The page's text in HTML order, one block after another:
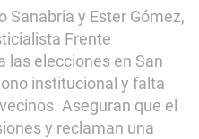
Sanabria y Ester Gómez,
Frente
las elecciones en San
institucional y falta
Aseguran que el
y reclaman una